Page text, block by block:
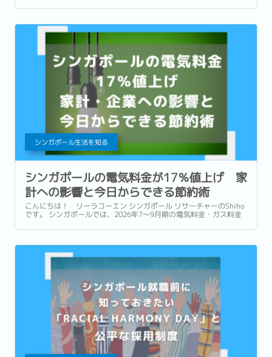
着全球最佳机场，跻身全球最安全国家之列，并刚刚超越了花了两个
シンガポール生活を知る
シンガポールの電気料金が17％値上げ 家
計への影響と今日からできる節約術
こんにちは！ リーラコーエン シンガポール リサーチャーのShiho
です。 シンガポールでは、2026年7〜9月期の電気料金・ガス料金
半期比で約17％、ガス料金は約7％上昇となります。...